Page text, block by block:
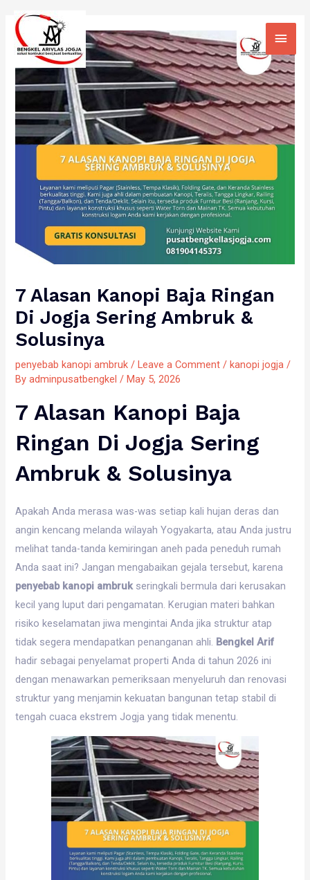
content
7 Alasan Kanopi Baja Ringan
Di Jogja Sering Ambruk &
Solusinya
penyebab kanopi ambruk /Leave a Comment /kanopi jogja /
Byadminpusatbengkel/May 5, 2026
7 Alasan Kanopi Baja
Ringan Di Jogja Sering
Ambruk & Solusinya
Apakah Anda merasa was-was setiap kali hujan deras dan
angin kencang melanda wilayah Yogyakarta, atau Anda justru
melihat tanda-tanda kemiringan aneh pada peneduh rumah
Anda saat ini? Jangan mengabaikan gejala tersebut, karena
penyebab kanopi ambruk seringkali bermula dari kerusakan
kecil yang luput dari pengamatan. Kerugian materi bahkan
risiko keselamatan jiwa mengintai Anda jika struktur atap
tidak segera mendapatkan penanganan ahli. Bengkel Arif
hadir sebagai penyelamat properti Anda di tahun 2026 ini
dengan menawarkan pemeriksaan menyeluruh dan renovasi
struktur yang menjamin kekuatan bangunan tetap stabil di
tengah cuaca ekstrem Jogja yang tidak menentu.